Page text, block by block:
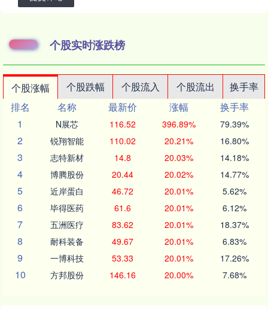
个股实时涨跌榜
个股涨幅 个股跌幅 个股流入 个股流出
换手率
排名
名称 最新价 涨幅
换手率
1
N展芯 116.52 396.89% 79.39%
2 锐翔智能 110.02 20.21% 16.80%
3 志特新材 14.8 20.03% 14.18%
4 博腾股份 20.44 20.02% 14.77%
5 近岸蛋白 46.72 20.01% 5.62%
6 毕得医药 61.6 20.01% 6.12%
7 五洲医疗 83.62 20.01% 18.37%
8 耐科装备 49.67 20.01% 6.83%
9 一博科技 53.33 20.01% 17.26%
10 方邦股份 146.16 20.00% 7.68%